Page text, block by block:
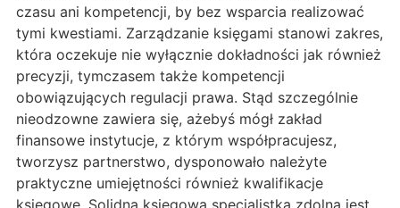
czasu ani kompetencji, by bez wsparcia realizować
tymi kwestiami. Zarządzanie księgami stanowi zakres,
która oczekuje nie wyłącznie dokładności jak również
precyzji, tymczasem także kompetencji
obowiązujących regulacji prawa. Stąd szczególnie
nieodzowne zawiera się, ażebyś mógł zakład
finansowe instytucje, z którym współpracujesz,
tworzysz partnerstwo, dysponowało należyte
praktyczne umiejętności również kwalifikacje
księgowe. Solidna księgowa specjalistka zdolna jest